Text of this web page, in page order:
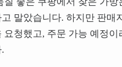
말았습니다. 하지만 판매
요청했고, 주문 가능 예정이